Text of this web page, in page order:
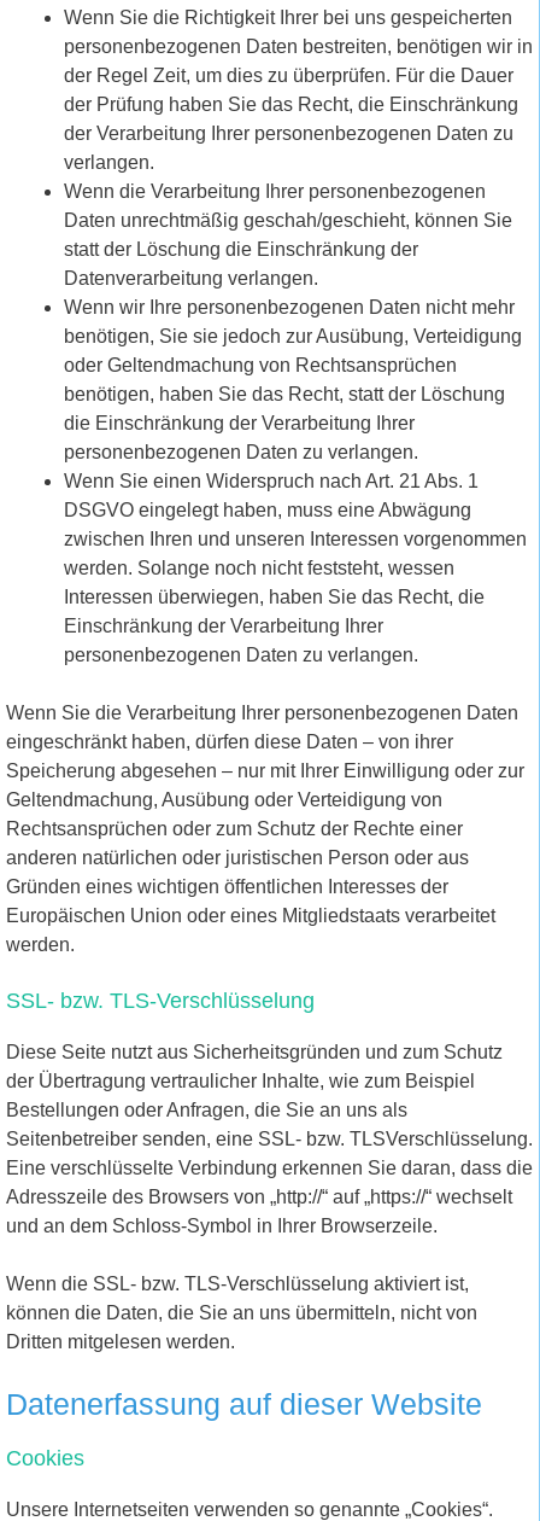
Wenn Sie die Richtigkeit Ihrer bei uns gespeicherten
personenbezogenen Daten bestreiten, benötigen wir in
der Regel Zeit, um dies zu überprüfen. Für die Dauer
der Prüfung haben Sie das Recht, die Einschränkung
der Verarbeitung Ihrer personenbezogenen Daten zu
verlangen.
Wenn die Verarbeitung Ihrer personenbezogenen
Daten unrechtmäßig geschah/geschieht, können Sie
statt der Löschung die Einschränkung der
Datenverarbeitung verlangen.
Wenn wir Ihre personenbezogenen Daten nicht mehr
benötigen, Sie sie jedoch zur Ausübung, Verteidigung
oder Geltendmachung von Rechtsansprüchen
benötigen, haben Sie das Recht, statt der Löschung
die Einschränkung der Verarbeitung Ihrer
personenbezogenen Daten zu verlangen.
Wenn Sie einen Widerspruch nach Art. 21 Abs. 1
DSGVO eingelegt haben, muss eine Abwägung
zwischen Ihren und unseren Interessen vorgenommen
werden. Solange noch nicht feststeht, wessen
Interessen überwiegen, haben Sie das Recht, die
Einschränkung der Verarbeitung Ihrer
personenbezogenen Daten zu verlangen.
Wenn Sie die Verarbeitung Ihrer personenbezogenen Daten
eingeschränkt haben, dürfen diese Daten – von ihrer
Speicherung abgesehen – nur mit Ihrer Einwilligung oder zur
Geltendmachung, Ausübung oder Verteidigung von
Rechtsansprüchen oder zum Schutz der Rechte einer
anderen natürlichen oder juristischen Person oder aus
Gründen eines wichtigen öffentlichen Interesses der
Europäischen Union oder eines Mitgliedstaats verarbeitet
werden.
SSL- bzw. TLS-Verschlüsselung
Diese Seite nutzt aus Sicherheitsgründen und zum Schutz
der Übertragung vertraulicher Inhalte, wie zum Beispiel
Bestellungen oder Anfragen, die Sie an uns als
Seitenbetreiber senden, eine SSL- bzw. TLSVerschlüsselung.
Eine verschlüsselte Verbindung erkennen Sie daran, dass die
Adresszeile des Browsers von „http://“ auf „https://“ wechselt
und an dem Schloss-Symbol in Ihrer Browserzeile.
Wenn die SSL- bzw. TLS-Verschlüsselung aktiviert ist,
können die Daten, die Sie an uns übermitteln, nicht von
Dritten mitgelesen werden.
Datenerfassung auf dieser Website
Cookies
Unsere Internetseiten verwenden so genannte „Cookies“.